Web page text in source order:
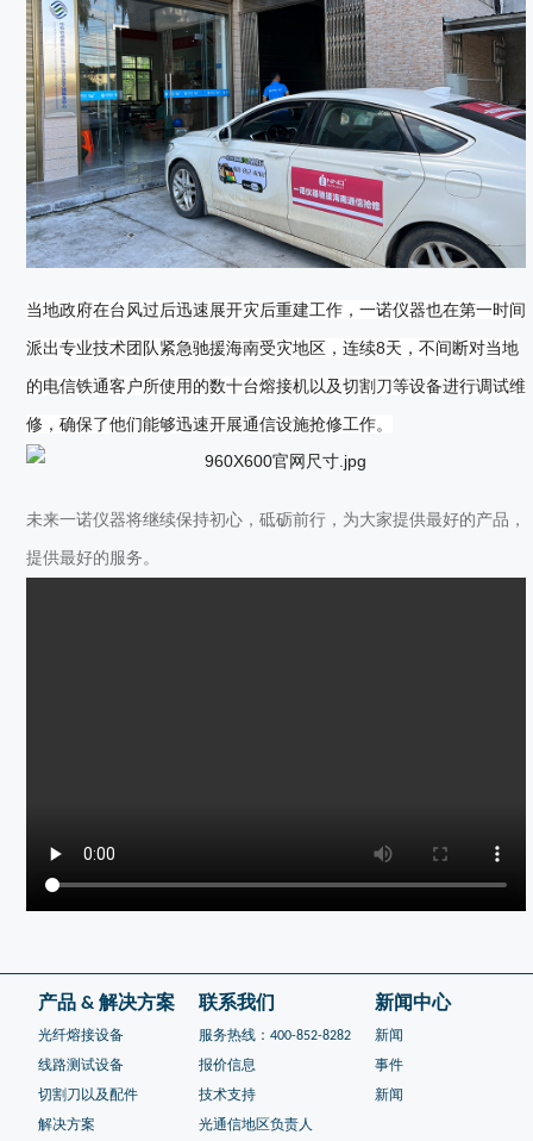
当地政府在台风过后迅速展开灾后重建工作，一诺仪器也在第一时间
派出专业技术团队紧急驰援海南受灾地区，连续8天，不间断对当地
的电信铁通客户所使用的数十台熔接机以及切割刀等设备进行调试维
修，确保了他们能够迅速开展通信设施抢修工作。
未来一诺仪器将继续保持初心，砥砺前行，为大家提供最好的产品，
提供最好的服务。
产品 & 解决方案
光纤熔接设备
线路测试设备
切割刀以及配件
解决方案
联系我们
服务热线：400-852-8282
报价信息
技术支持
光通信地区负责人
新闻中心
新闻
事件
新闻